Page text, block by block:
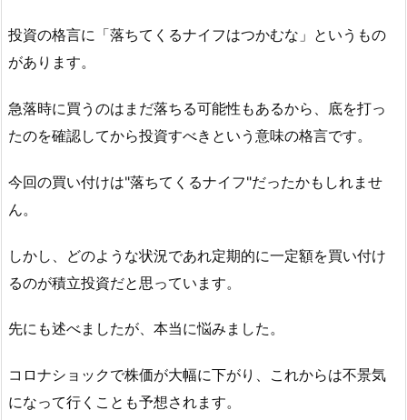
投資の格言に「落ちてくるナイフはつかむな」というもの
があります。
急落時に買うのはまだ落ちる可能性もあるから、底を打っ
たのを確認してから投資すべきという意味の格言です。
今回の買い付けは"落ちてくるナイフ"だったかもしれませ
ん。
しかし、どのような状況であれ定期的に一定額を買い付け
るのが積立投資だと思っています。
先にも述べましたが、本当に悩みました。
コロナショックで株価が大幅に下がり、これからは不景気
になって行くことも予想されます。